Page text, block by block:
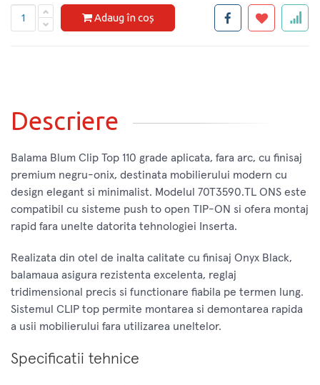
Adaug în coș
Descriere
Balama Blum Clip Top 110 grade aplicata, fara arc, cu finisaj
premium negru-onix, destinata mobilierului modern cu
design elegant si minimalist. Modelul 70T3590.TL ONS este
compatibil cu sisteme push to open TIP-ON si ofera montaj
rapid fara unelte datorita tehnologiei Inserta.
Realizata din otel de inalta calitate cu finisaj Onyx Black,
balamaua asigura rezistenta excelenta, reglaj
tridimensional precis si functionare fiabila pe termen lung.
Sistemul CLIP top permite montarea si demontarea rapida
a usii mobilierului fara utilizarea uneltelor.
Specificatii tehnice